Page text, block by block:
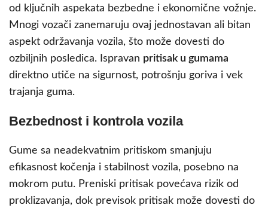
od ključnih aspekata bezbedne i ekonomične vožnje.
Mnogi vozači zanemaruju ovaj jednostavan ali bitan
aspekt održavanja vozila, što može dovesti do
ozbiljnih posledica. Ispravan pritisak u gumama
direktno utiče na sigurnost, potrošnju goriva i vek
trajanja guma.
Bezbednost i kontrola vozila
Gume sa neadekvatnim pritiskom smanjuju
efikasnost kočenja i stabilnost vozila, posebno na
mokrom putu. Preniski pritisak povećava rizik od
proklizavanja, dok previsok pritisak može dovesti do